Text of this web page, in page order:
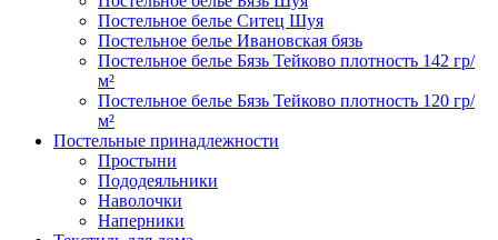
Постельное белье Ситец Шуя
Постельное белье Ивановская бязь
Постельное белье Бязь Тейково плотность 142 гр/
м²
Постельное белье Бязь Тейково плотность 120 гр/
м²
Постельные принадлежности
Простыни
Пододеяльники
Наволочки
Наперники